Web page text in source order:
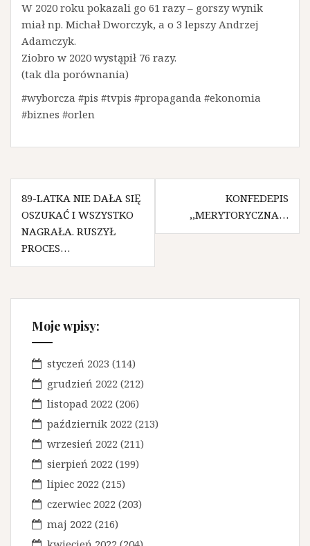
W 2020 roku pokazali go 61 razy – gorszy wynik
miał np. Michał Dworczyk, a o 3 lepszy Andrzej
Adamczyk.
Ziobro w 2020 wystąpił 76 razy.
(tak dla porównania)
#wyborcza #pis #tvpis #propaganda #ekonomia
#biznes #orlen
N
w
i
g
89-LATKA NIE DAŁA SIĘ
OSZUKAĆ I WSZYSTKO
NAGRAŁA. RUSZYŁ
PROCES…
KONFEDEPIS
,,MERYTORYCZNA…
Moje wpisy:
styczeń 2023 (114)
grudzień 2022 (212)
listopad 2022 (206)
październik 2022 (213)
wrzesień 2022 (211)
sierpień 2022 (199)
lipiec 2022 (215)
czerwiec 2022 (203)
maj 2022 (216)